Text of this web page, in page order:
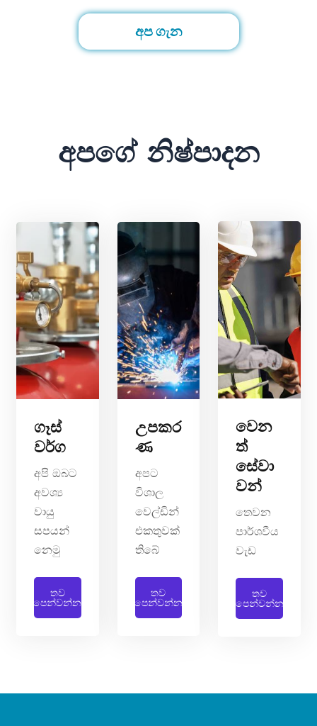
අප ගැන
අපගේ නිෂ්පාදන
ගෑස්
වර්ග
අපි ඔබට
අවශ්‍ය
වායු
සපයන්
නෙමු
තව
පෙන්වන්න
උපකර
ණ
අපට
විශාල
වෙල්ඩින්
එකතුවක්
තිබේ
තව
පෙන්වන්න
වෙන
ත්
සේවා
වන්
තෙවන
පාර්ශවීය
වැඩ
තව
පෙන්වන්න